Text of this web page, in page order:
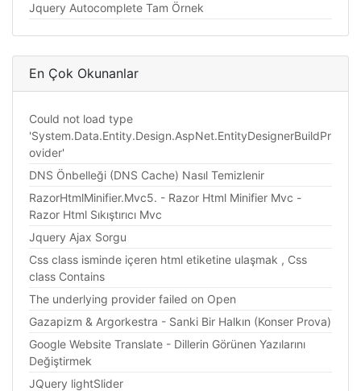
Jquery Autocomplete Tam Örnek
En Çok Okunanlar
Could not load type
'System.Data.Entity.Design.AspNet.EntityDesignerBuildPr
ovider'
DNS Önbelleği (DNS Cache) Nasıl Temizlenir
RazorHtmlMinifier.Mvc5. - Razor Html Minifier Mvc -
Razor Html Sıkıştırıcı Mvc
Jquery Ajax Sorgu
Css class isminde içeren html etiketine ulaşmak , Css
class Contains
The underlying provider failed on Open
Gazapizm & Argorkestra - Sanki Bir Halkın (Konser Prova)
Google Website Translate - Dillerin Görünen Yazılarını
Değiştirmek
JQuery lightSlider